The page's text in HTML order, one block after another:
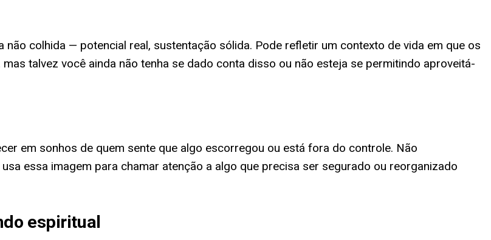
colhida — potencial real, sustentação sólida. Pode refletir um contexto de vida em que os
talvez você ainda não tenha se dado conta disso ou não esteja se permitindo aproveitá-
em sonhos de quem sente que algo escorregou ou está fora do controle. Não
essa imagem para chamar atenção a algo que precisa ser segurado ou reorganizado
espiritual